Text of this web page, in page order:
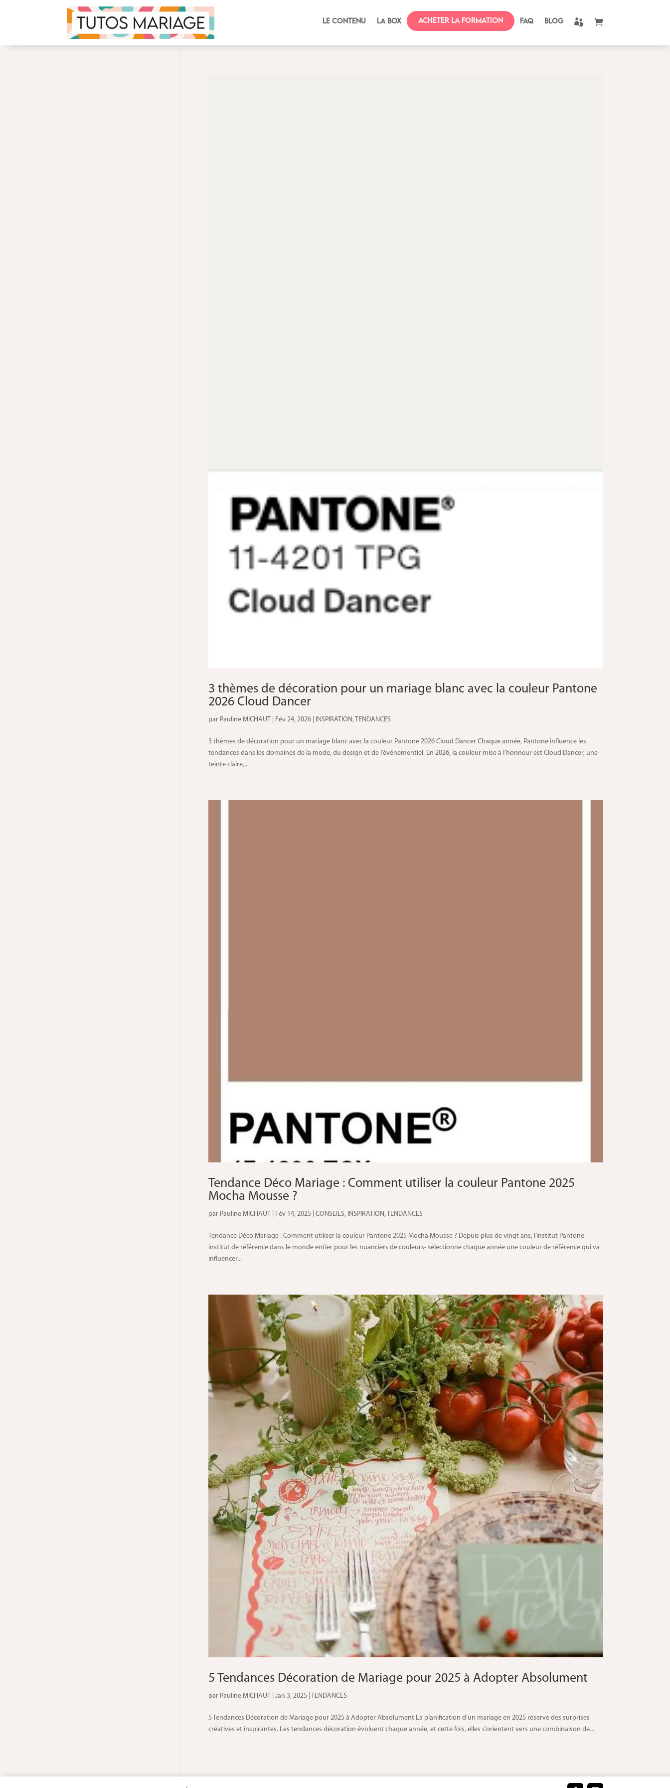
Le contenu La box Acheter la formation FAQ BLOG  
3 thèmes de décoration pour un mariage blanc avec la couleur Pantone
2026 Cloud Dancer
par Pauline MICHAUT| Fév 24, 2026| INSPIRATION , TENDANCES
3 thèmes de décoration pour un mariage blanc avec la couleur Pantone 2026 Cloud Dancer Chaque année, Pantone influence les
tendances dans les domaines de la mode, du design et de l’événementiel. En 2026, la couleur mise à l’honneur est Cloud Dancer, une
teinte claire,...
Tendance Déco Mariage : Comment utiliser la couleur Pantone 2025
Mocha Mousse ?
par Pauline MICHAUT| Fév 14, 2025 CONSEILS, INSPIRATION , TENDANCES
Tendance Déco Mariage : Comment utiliser la couleur Pantone 2025 Mocha Mousse ? Depuis plus de vingt ans, l’institut Pantone -
institut de référence dans le monde entier pour les nuanciers de couleurs- sélectionne chaque année une couleur de référence qui va
influencer...
5 Tendances Décoration de Mariage pour 2025 à Adopter Absolument
par Pauline MICHAUT| Jan 3, 2025 TENDANCES
5 Tendances Décoration de Mariage pour 2025 à Adopter Absolument La planification d’un mariage en 2025 réserve des surprises
créatives et inspirantes. Les tendances décoration évoluent chaque année, et cette fois, elles s’orientent vers une combinaison de...